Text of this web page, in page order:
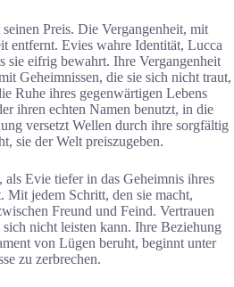
Preis. Die Vergangenheit, mit
entfernt. Evies wahre Identität, Lucca
sie eifrig bewahrt. Ihre Vergangenheit
Geheimnissen, die sie sich nicht traut,
Ruhe ihres gegenwärtigen Lebens
ihren echten Namen benutzt, in die
versetzt Wellen durch ihre sorgfältig
sie der Welt preiszugeben.
Evie tiefer in das Geheimnis ihres
Mit jedem Schritt, den sie macht,
Freund und Feind. Vertrauen
nicht leisten kann. Ihre Beziehung
von Lügen beruht, beginnt unter
zu zerbrechen.